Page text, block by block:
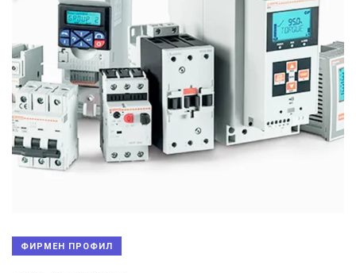
ФИРМЕН ПРОФИЛ